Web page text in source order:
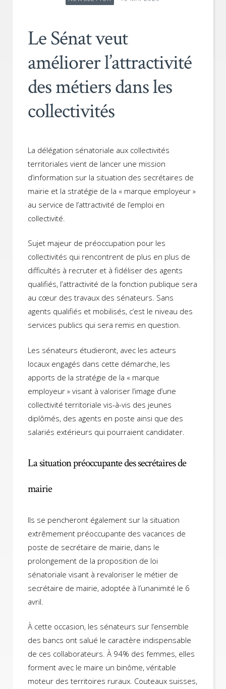
Le Sénat veut
améliorer l’attractivité
des métiers dans les
collectivités
La délégation sénatoriale aux collectivités
territoriales vient de lancer une mission
d’information sur la situation des secrétaires de
mairie et la stratégie de la « marque employeur »
au service de l’attractivité de l’emploi en
collectivité.
Sujet majeur de préoccupation pour les
collectivités qui rencontrent de plus en plus de
difficultés à recruter et à fidéliser des agents
qualifiés, l’attractivité de la fonction publique sera
au cœur des travaux des sénateurs. Sans
agents qualifiés et mobilisés, c’est le niveau des
services publics qui sera remis en question.
Les sénateurs étudieront, avec les acteurs
locaux engagés dans cette démarche, les
apports de la stratégie de la « marque
employeur » visant à valoriser l’image d’une
collectivité territoriale vis-à-vis des jeunes
diplômés, des agents en poste ainsi que des
salariés extérieurs qui pourraient candidater.
La situation préoccupante des secrétaires de
mairie
Ils se pencheront également sur la situation
extrêmement préoccupante des vacances de
poste de secrétaire de mairie, dans le
prolongement de la proposition de loi
sénatoriale visant à revaloriser le métier de
secrétaire de mairie, adoptée à l’unanimité le 6
avril.
À cette occasion, les sénateurs sur l’ensemble
des bancs ont salué le caractère indispensable
de ces collaborateurs. À 94% des femmes, elles
forment avec le maire un binôme, véritable
moteur des territoires ruraux. Couteaux suisses,